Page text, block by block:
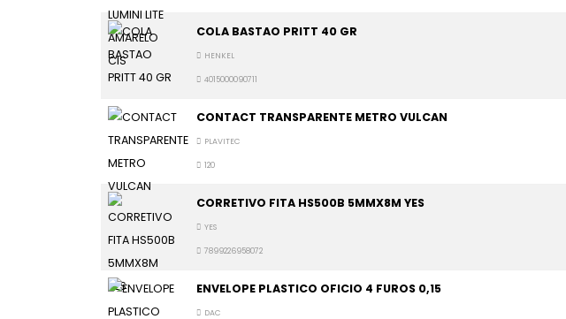
COLA BASTAO PRITT 40 GR
HENKEL
4015000090711
CONTACT TRANSPARENTE METRO VULCAN
PLAVITEC
120
CORRETIVO FITA HS500B 5MMX8M YES
YES
7899226958072
ENVELOPE PLASTICO OFICIO 4 FUROS 0,15
DAC